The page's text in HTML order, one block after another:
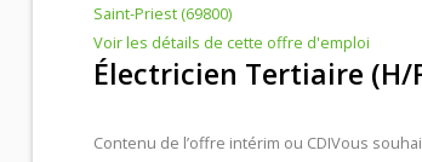
Saint-Priest (69800)
Voir les détails de cette offre d'emploi
Électricien Tertiaire (H/
Contenu de l’offre intérim ou CDIVous